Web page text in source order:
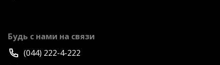
Будь с нами на связи
(044) 222-4-222